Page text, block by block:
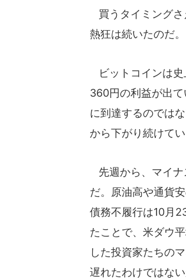
買うタイミングさ
熱狂は続いたのだ。
ビットコインは史
360円の利益が出
に到達するのでは
から下がり続けてい
先週から、マイナ
だ。原油高や通貨
債務不履行は10月
たことで、米ダウ
した投資家たちの
遅れたわけではな